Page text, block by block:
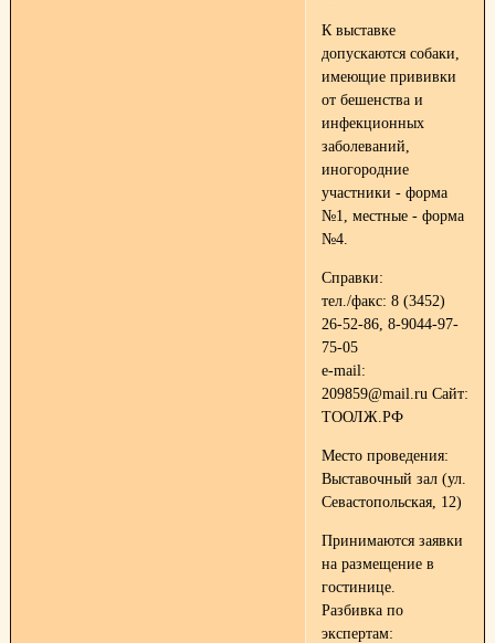
К выставке
допускаются собаки,
имеющие прививки
от бешенства и
инфекционных
заболеваний,
иногородние
участники - форма
№1, местные - форма
№4.
Справки:
тел./факс: 8 (3452)
26-52-86, 8-9044-97-
75-05
е-mail:
209859@mail.ru Сайт:
ТООЛЖ.РФ
Место проведения:
Выставочный зал (ул.
Севастопольская, 12)
Принимаются заявки
на размещение в
гостинице.
Разбивка по
экспертам: